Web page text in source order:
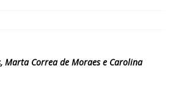
Marta Correa de Moraes e Carolina